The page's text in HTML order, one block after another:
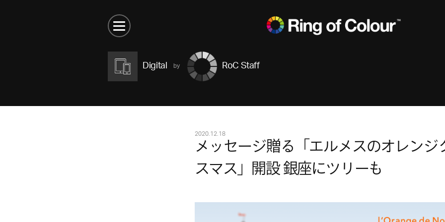
Digital RoC Staff
2020.12.18
メッセージ贈る「エルメスのオレンジ
スマス」開設 銀座にツリーも